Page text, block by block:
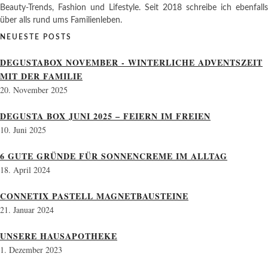
Beauty-Trends, Fashion und Lifestyle. Seit 2018 schreibe ich ebenfalls
über alls rund ums Familienleben.
NEUESTE POSTS
DEGUSTABOX NOVEMBER - WINTERLICHE ADVENTSZEIT
MIT DER FAMILIE
20. November 2025
DEGUSTA BOX JUNI 2025 – FEIERN IM FREIEN
10. Juni 2025
6 GUTE GRÜNDE FÜR SONNENCREME IM ALLTAG
18. April 2024
CONNETIX PASTELL MAGNETBAUSTEINE
21. Januar 2024
UNSERE HAUSAPOTHEKE
1. Dezember 2023